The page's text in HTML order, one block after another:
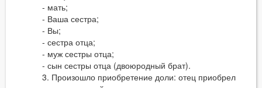
- мать;
- Ваша сестра;
- Вы;
- сестра отца;
- муж сестры отца;
- сын сестры отца (двоюродный брат).
3. Произошло приобретение доли: отец приобрел